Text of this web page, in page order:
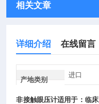
相关文章
详细介绍 在线留言
产地类别
进口
非接触眼压计适用于：临